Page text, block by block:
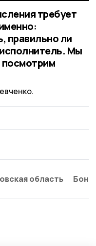
требует
правильно ли
Мы
посмотрим
область